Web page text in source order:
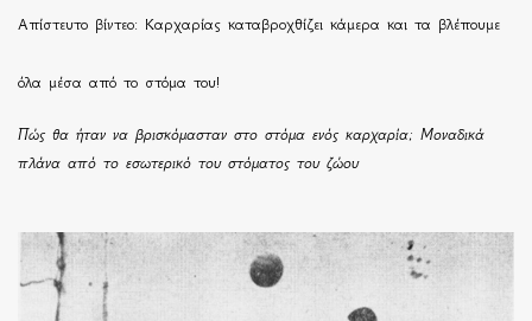
Απίστευτο βίντεο: Καρχαρίας καταβροχθίζει κάμερα και τα βλέπουμε
όλα μέσα από το στόμα του!
Πώς θα ήταν να βρισκόμασταν στο στόμα ενός καρχαρία; Μοναδικά
πλάνα από το εσωτερικό του στόματος του ζώου